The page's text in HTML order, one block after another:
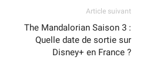
Article suivant
The Mandalorian Saison 3 :
Quelle date de sortie sur
Disney+ en France ?